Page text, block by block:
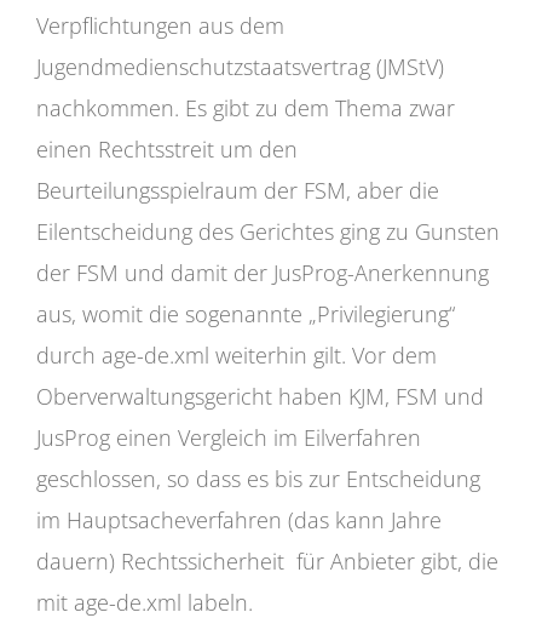
Verpflichtungen aus dem
Jugendmedienschutzstaatsvertrag (JMStV)
nachkommen. Es gibt zu dem Thema zwar
einen Rechtsstreit um den
Beurteilungsspielraum der FSM, aber die
Eilentscheidung des Gerichtes ging zu Gunsten
der FSM und damit der JusProg-Anerkennung
aus, womit die sogenannte „Privilegierung“
durch age-de.xml weiterhin gilt. Vor dem
Oberverwaltungsgericht haben KJM, FSM und
JusProg einen Vergleich im Eilverfahren
geschlossen, so dass es bis zur Entscheidung
im Hauptsacheverfahren (das kann Jahre
dauern) Rechtssicherheit für Anbieter gibt, die
mit age-de.xml labeln.